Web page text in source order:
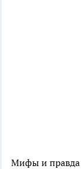
Мифы и правда